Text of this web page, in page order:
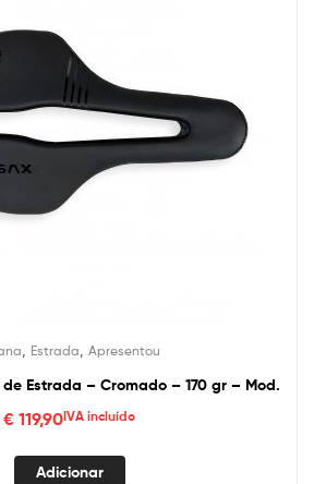
Estrada Apresentou
Estrada – Cromado – 170 gr – Mod.
€ 119,90IVA incluído
Adicionar